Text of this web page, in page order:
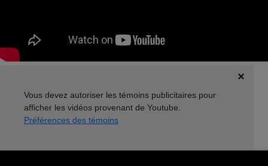
Vous devez autoriser les témoins publicitaires pour
afficher les vidéos provenant de Youtube.
Préférences des témoins